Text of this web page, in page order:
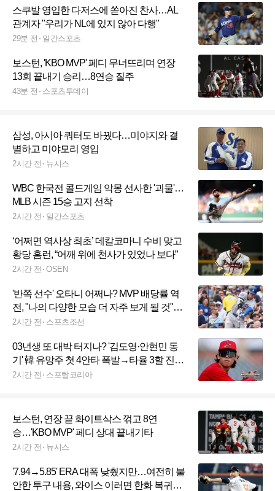
스쿠발 영입한 다저스에 쏟아진 찬사…AL
관계자 "우리가 NL에 있지 않아 다행"
29분 전 일간스포츠
보스턴, 'KBO MVP' 페디 무너뜨리며 연장
13회 끝내기 승리…8연승 질주
43분 전 스포츠투데이
삼성, 아시아 쿼터도 바꿨다…미야지와 결
별하고 미야모리 영입
2시간 전 뉴시스
WBC 한국전 콜드게임 악몽 선사한 '괴물'…
MLB 시즌 15승 고지 선착
2시간 전 일간스포츠
‘어쩌면 역사상 최초’ 데칼코마니 수비 맞고
황당 홈런, “어깨 위에 천사가 있었나 보다”
2시간 전 OSEN
'반쪽 선수' 오타니 어쩌나? MVP 배당률 역
전, "나의 다양한 모습 더 자주 보게 될 것"
PCA 또 끝냈다
2시간 전 스포츠조선
03년생 또 대박 터지나? '김도영·안현민 동
기' 韓 유망주 첫 4안타 폭발→타율 3할 진
입…OPS 1.053 '트리플A가 보인다'
2시간 전 스포탈코리아
보스턴, 연장 끝 화이트삭스 꺾고 8연
승…'KBO MVP' 페디 상대 끝내기타
2시간 전 뉴시스
'7.94→5.85' ERA 대폭 낮췄지만…여전히 불
안한 투구 내용, 와이스 이러면 한화 복귀도